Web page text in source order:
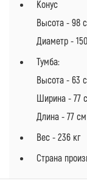
Конус
Высота - 98
Диаметр -
Тумба:
Высота - 63
Ширина - 77
Длина - 77 см
Вес - 236 кг
Страна